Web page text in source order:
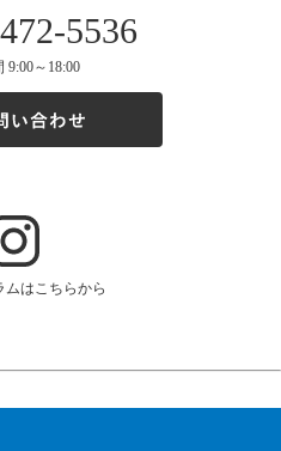
5536
9:00～18:00
ムはこちらから